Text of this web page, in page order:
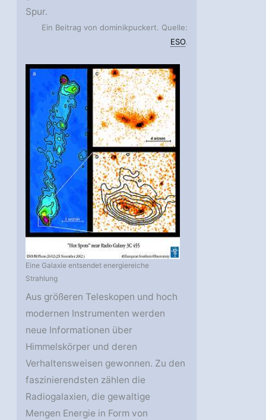
Spur.
Ein Beitrag von dominikpuckert. Quelle:
ESO.
Eine Galaxie entsendet energiereiche
Strahlung
Aus größeren Teleskopen und hoch
modernen Instrumenten werden
neue Informationen über
Himmelskörper und deren
Verhaltensweisen gewonnen. Zu den
faszinierendsten zählen die
Radiogalaxien, die gewaltige
Mengen Energie in Form von